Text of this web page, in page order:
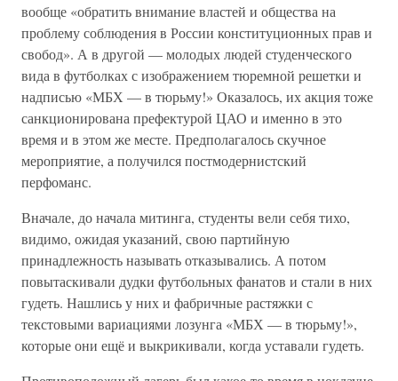
вообще «обратить внимание властей и общества на
проблему соблюдения в России конституционных прав и
свобод». А в другой — молодых людей студенческого
вида в футболках с изображением тюремной решетки и
надписью «МБХ — в тюрьму!» Оказалось, их акция тоже
санкционирована префектурой ЦАО и именно в это
время и в этом же месте. Предполагалось скучное
мероприятие, а получился постмодернистский
перфоманс.
Вначале, до начала митинга, студенты вели себя тихо,
видимо, ожидая указаний, свою партийную
принадлежность называть отказывались. А потом
повытаскивали дудки футбольных фанатов и стали в них
гудеть. Нашлись у них и фабричные растяжки с
текстовыми вариациями лозунга «МБХ — в тюрьму!»,
которые они ещё и выкрикивали, когда уставали гудеть.